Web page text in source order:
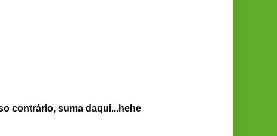
contrário, suma daqui...hehe